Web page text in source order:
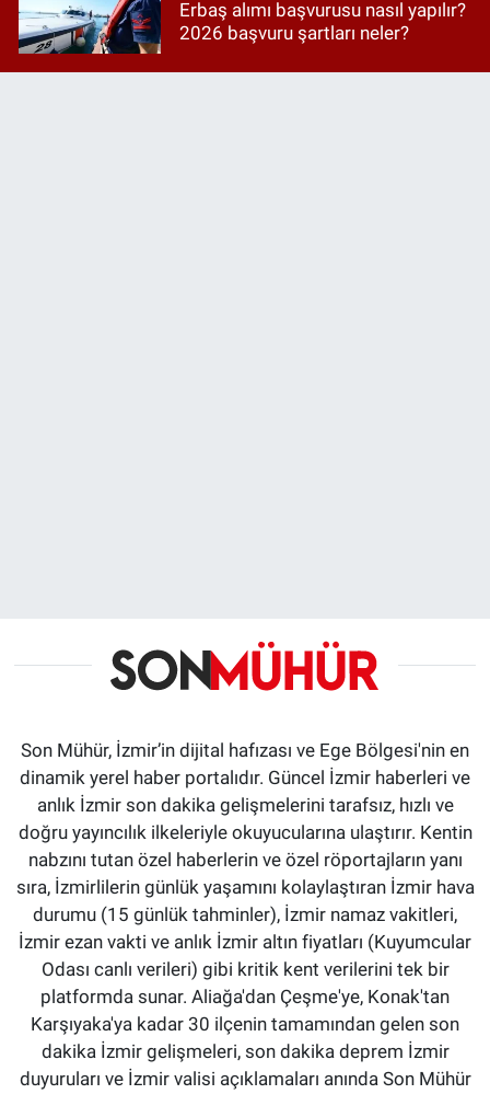
Erbaş alımı başvurusu nasıl yapılır?
2026 başvuru şartları neler?
Son Mühür, İzmir’in dijital hafızası ve Ege Bölgesi'nin en
dinamik yerel haber portalıdır. Güncel İzmir haberleri ve
anlık İzmir son dakika gelişmelerini tarafsız, hızlı ve
doğru yayıncılık ilkeleriyle okuyucularına ulaştırır. Kentin
nabzını tutan özel haberlerin ve özel röportajların yanı
sıra, İzmirlilerin günlük yaşamını kolaylaştıran İzmir hava
durumu (15 günlük tahminler), İzmir namaz vakitleri,
İzmir ezan vakti ve anlık İzmir altın fiyatları (Kuyumcular
Odası canlı verileri) gibi kritik kent verilerini tek bir
platformda sunar. Aliağa'dan Çeşme'ye, Konak'tan
Karşıyaka'ya kadar 30 ilçenin tamamından gelen son
dakika İzmir gelişmeleri, son dakika deprem İzmir
duyuruları ve İzmir valisi açıklamaları anında Son Mühür